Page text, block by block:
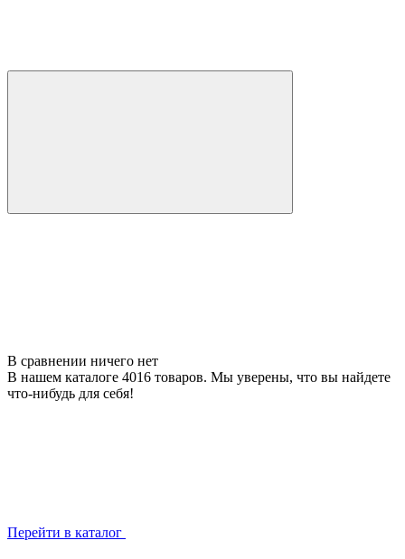
В сравнении ничего нет
В нашем каталоге 4016 товаров. Мы уверены, что вы найдете
что-нибудь для себя!
Перейти в каталог